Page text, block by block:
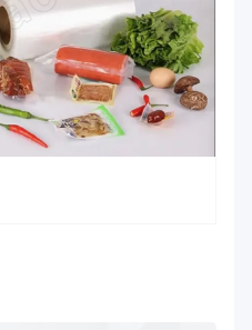
袋
拉伸膜